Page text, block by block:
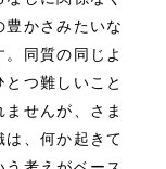
かさみたいな
同質の同じよ
つ難しいこと
せんが、さま
は、何か起きて